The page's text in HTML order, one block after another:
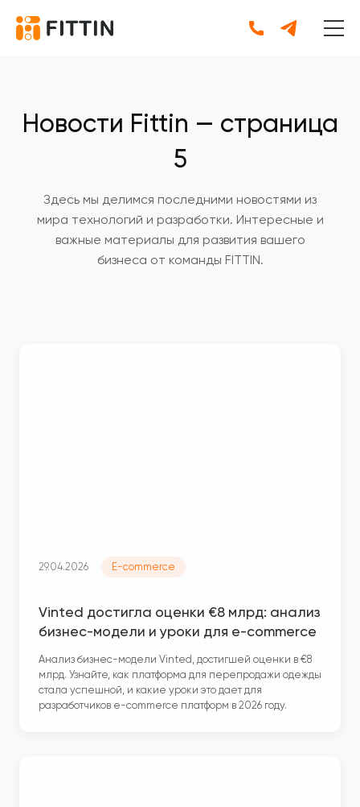
Новости Fittin — страница
5
Здесь мы делимся последними новостями из
мира технологий и разработки. Интересные и
важные материалы для развития вашего
бизнеса от команды FITTIN.
29.04.2026 E-commerce
Vinted достигла оценки €8 млрд: анализ
бизнес-модели и уроки для e-commerce
Анализ бизнес-модели Vinted, достигшей оценки в €8
млрд. Узнайте, как платформа для перепродажи одежды
стала успешной, и какие уроки это дает для
разработчиков e-commerce платформ в 2026 году.